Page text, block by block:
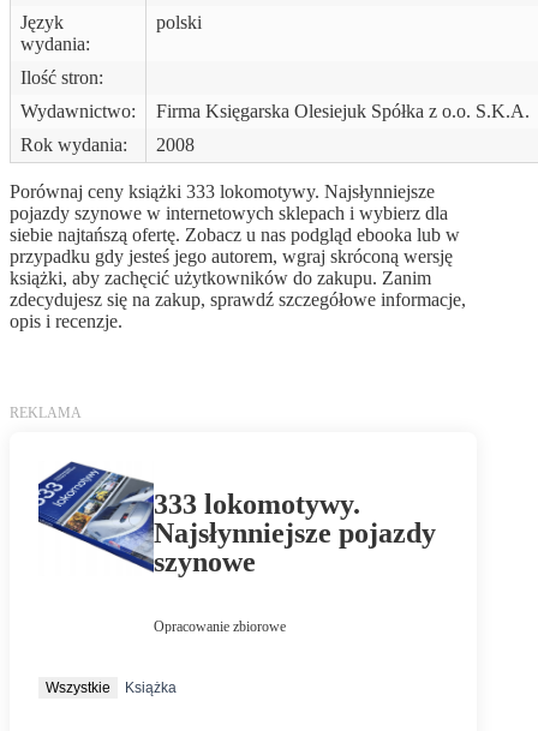
Język
wydania:
polski
Ilość stron:
Wydawnictwo:
Firma Księgarska Olesiejuk Spółka z o.o. S.K.A.
Rok wydania:
2008
Porównaj ceny książki 333 lokomotywy. Najsłynniejsze
pojazdy szynowe w internetowych sklepach i wybierz dla
siebie najtańszą ofertę. Zobacz u nas podgląd ebooka lub w
przypadku gdy jesteś jego autorem, wgraj skróconą wersję
książki, aby zachęcić użytkowników do zakupu. Zanim
zdecydujesz się na zakup, sprawdź szczegółowe informacje,
opis i recenzje.